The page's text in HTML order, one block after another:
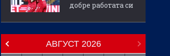
добре работата си
АВГУСТ 2026